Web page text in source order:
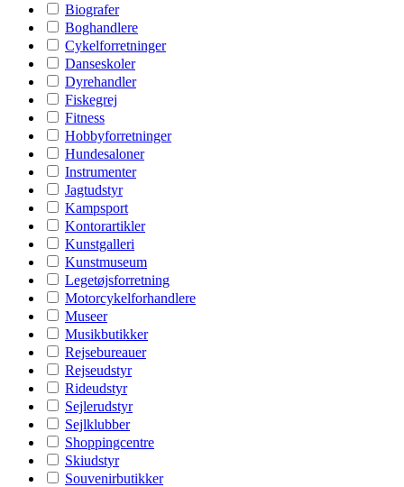
Biografer
Boghandlere
Cykelforretninger
Danseskoler
Dyrehandler
Fiskegrej
Fitness
Hobbyforretninger
Hundesaloner
Instrumenter
Jagtudstyr
Kampsport
Kontorartikler
Kunstgalleri
Kunstmuseum
Legetøjsforretning
Motorcykelforhandlere
Museer
Musikbutikker
Rejsebureauer
Rejseudstyr
Rideudstyr
Sejlerudstyr
Sejlklubber
Shoppingcentre
Skiudstyr
Souvenirbutikker